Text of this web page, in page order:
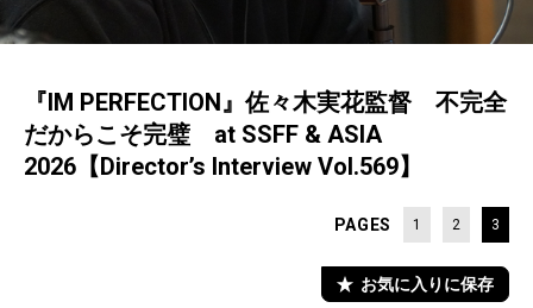
『IM PERFECTION』佐々木実花監督 不完全
だからこそ完璧 at SSFF & ASIA
2026【Director’s Interview Vol.569】
PAGES 1 2 3
お気に入りに保存